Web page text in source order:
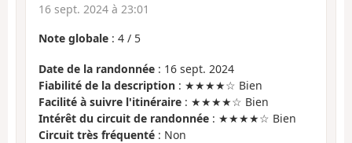
16 sept. 2024 à 23:01
Note globale : 4 / 5
Date de la randonnée : 16 sept. 2024
Fiabilité de la description : ★★★★☆ Bien
Facilité à suivre l'itinéraire : ★★★★☆ Bien
Intérêt du circuit de randonnée : ★★★★☆ Bien
Circuit très fréquenté : Non